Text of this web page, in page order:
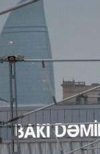
zəng edib